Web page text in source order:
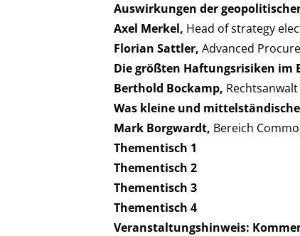
Auswirkungen der
Axel Merkel, Head of strategy
Florian Sattler, Advanced
Die größten Haftungsrisiken im
Berthold Bockamp,
Was kleine und
Mark Borgwardt, Bereich
Thementisch 1
Thementisch 2
Thementisch 3
Thementisch 4
Veranstaltungshinweis: